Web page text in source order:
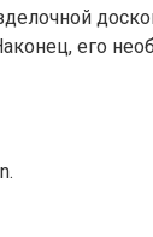
его